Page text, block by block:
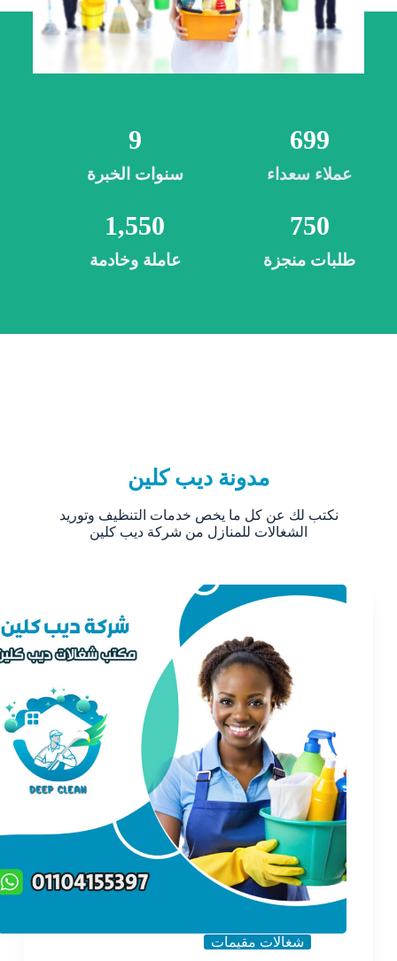
عملاء سعداء
699
سنوات الخبرة
9
طلبات منجزة
750
عاملة وخادمة
1,550
مدونة ديب كلين
نكتب لك عن كل ما يخص خدمات التنظيف وتوريد
الشغالات للمنازل من شركة ديب كلين
شغالات مقيمات